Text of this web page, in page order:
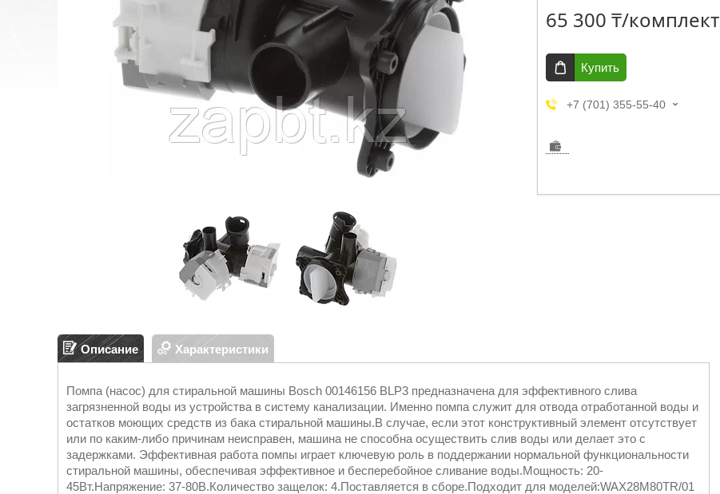
65 300 ₸/комплект
Купить
+7 (701) 355-55-40
Описание Характеристики
Помпа (насос) для стиральной машины Bosch 00146156 BLP3 предназначена для эффективного слива
загрязненной воды из устройства в систему канализации. Именно помпа служит для отвода отработанной воды и
остатков моющих средств из бака стиральной машины.В случае, если этот конструктивный элемент отсутствует
или по каким-либо причинам неисправен, машина не способна осуществить слив воды или делает это с
задержками. Эффективная работа помпы играет ключевую роль в поддержании нормальной функциональности
стиральной машины, обеспечивая эффективное и бесперебойное сливание воды.Мощность: 20-
45Вт.Напряжение: 37-80В.Количество защелок: 4.Поставляется в сборе.Подходит для моделей:WAX28M80TR/01